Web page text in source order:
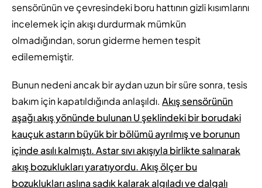
sensörünün ve çevresindeki boru hattının gizli kısımlarını
incelemek için akışı durdurmak mümkün
olmadığından, sorun giderme hemen tespit
edilememiştir.
Bunun nedeni ancak bir aydan uzun bir süre sonra, tesis
bakım için kapatıldığında anlaşıldı. Akış sensörünün
aşağı akış yönünde bulunan U şeklindeki bir borudaki
kauçuk astarın büyük bir bölümü ayrılmış ve borunun
içinde asılı kalmıştı. Astar sıvı akışıyla birlikte salınarak
akış bozuklukları yaratıyordu. Akış ölçer bu
bozuklukları aslına sadık kalarak algıladı ve dalgalı